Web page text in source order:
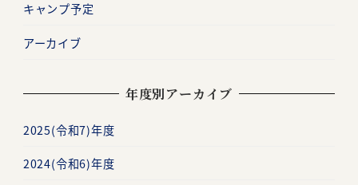
キャンプ予定
アーカイブ
年度別アーカイブ
2025(令和7)年度
2024(令和6)年度